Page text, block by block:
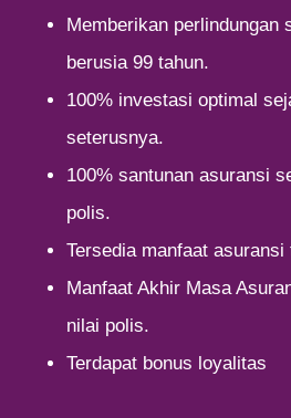
Memberikan perlindungan
berusia 99 tahun.
100% investasi optimal
seterusnya.
100% santunan asuransi
polis.
Tersedia manfaat asuransi
Manfaat Akhir Masa
nilai polis.
Terdapat bonus loyalitas